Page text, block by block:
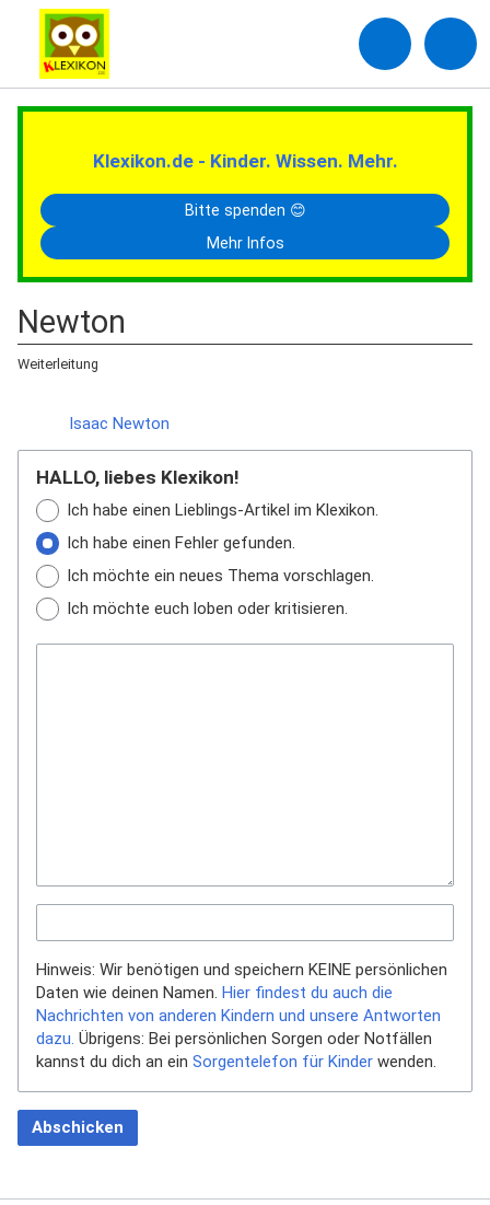
Klexikon.de - Kinder. Wissen. Mehr.
Bitte spenden 😊
Mehr Infos
Newton
Weiterleitung
Isaac Newton
HALLO, liebes Klexikon!
Ich habe einen Lieblings-Artikel im Klexikon.
Ich habe einen Fehler gefunden.
Ich möchte ein neues Thema vorschlagen.
Ich möchte euch loben oder kritisieren.
Hinweis: Wir benötigen und speichern KEINE persönlichen
Daten wie deinen Namen. Hier findest du auch die
Nachrichten von anderen Kindern und unsere Antworten
dazu. Übrigens: Bei persönlichen Sorgen oder Notfällen
kannst du dich an ein Sorgentelefon für Kinder wenden.
Abschicken